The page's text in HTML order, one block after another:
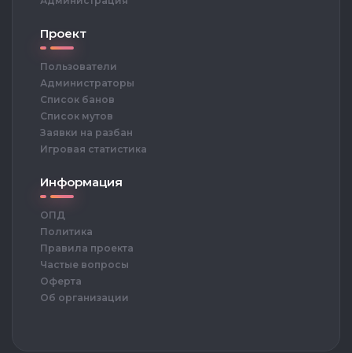
Проект
Пользователи
Администраторы
Список банов
Список мутов
Заявки на разбан
Игровая статистика
Информация
ОПД
Политика
Правила проекта
Частые вопросы
Оферта
Об организации